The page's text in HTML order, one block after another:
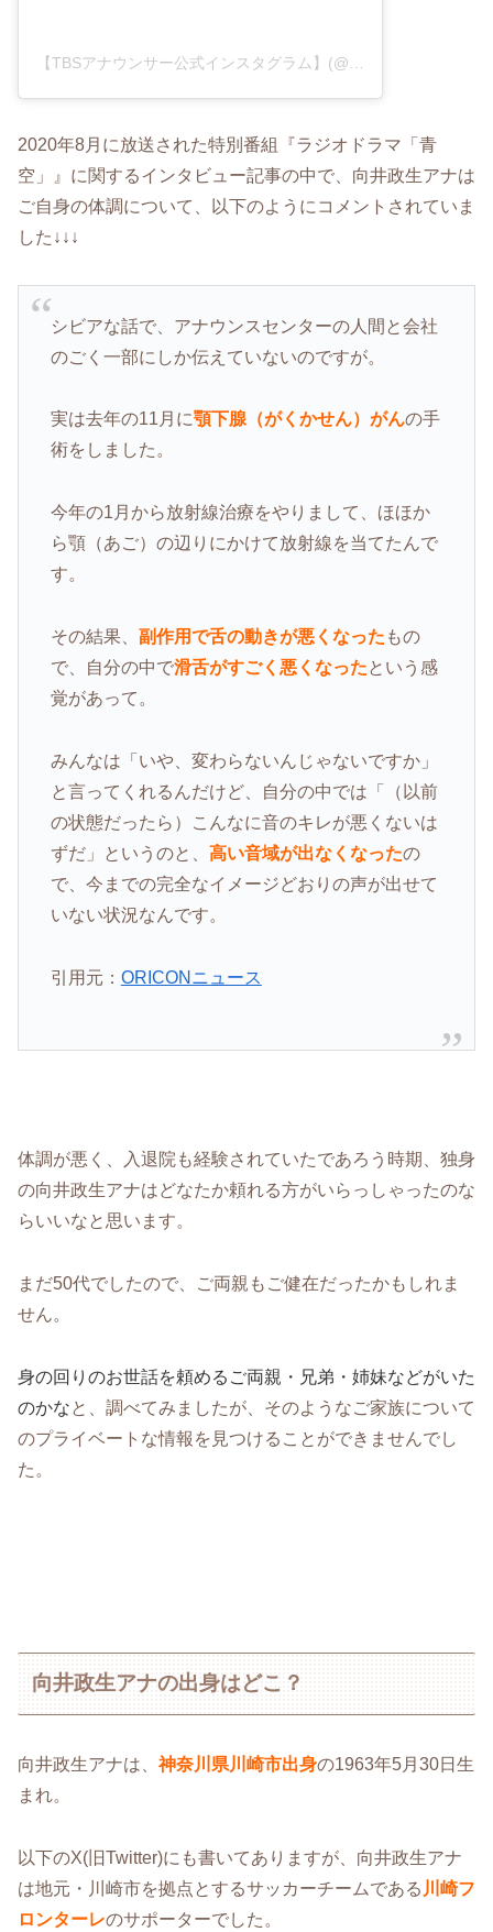
【TBSアナウンサー公式インスタグラム】(@tbs_annogram)がシェアした投稿
2020年8月に放送された特別番組『ラジオドラマ「青
空」』に関するインタビュー記事の中で、向井政生アナは
ご自身の体調について、以下のようにコメントされていま
した↓↓↓
シビアな話で、アナウンスセンターの人間と会社
のごく一部にしか伝えていないのですが。
実は去年の11月に顎下腺（がくかせん）がんの手
術をしました。
今年の1月から放射線治療をやりまして、ほほか
ら顎（あご）の辺りにかけて放射線を当てたんで
す。
その結果、 副作用で舌の動きが悪くなった もの
で、自分の中で滑舌がすごく悪くなったという感
覚があって。
みんなは「いや、変わらないんじゃないですか」
と言ってくれるんだけど、自分の中では「（以前
の状態だったら）こんなに音のキレが悪くないは
ずだ」というのと、 高い音域が出なくなったの
で、今までの完全なイメージどおりの声が出せて
いない状況なんです。
引用元： ORICONニュース
体調が悪く、入退院も経験されていたであろう時期、独身
の向井政生アナはどなたか頼れる方がいらっしゃったのな
らいいなと思います。
まだ50代でしたので、ご両親もご健在だったかもしれま
せん。
身の回りのお世話を頼めるご両親・兄弟・姉妹などがいた
のかなと、調べてみましたが、そのようなご家族について
のプライベートな情報を見つけることができませんでし
た。
向井政生アナの出身はどこ？
向井政生アナは、神奈川県川崎市出身の1963年5月30日生
まれ。
以下のX(旧Twitter)にも書いてありますが、向井政生アナ
は地元・川崎市を拠点とするサッカーチームである 川崎フ
ロンターレのサポーターでした。